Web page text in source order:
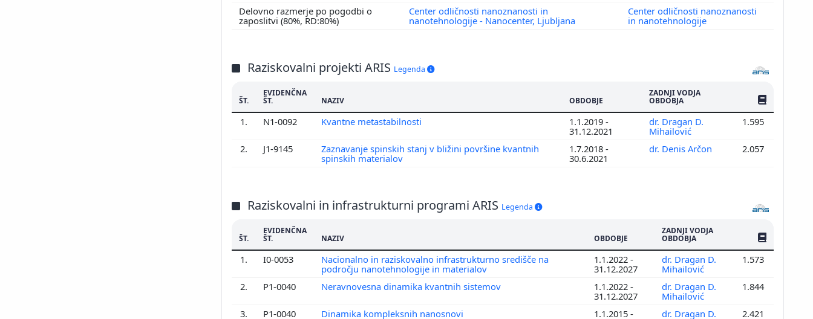
Delovno razmerje po pogodbi o
zaposlitvi (80%, RD:80%)
Center odličnosti nanoznanosti in
nanotehnologije - Nanocenter, Ljubljana
Center odličnosti nanoznanosti
in nanotehnologije
Raziskovalni projekti ARIS Legenda
ŠT.
EVIDENČNA
ŠT. NAZIV OBDOBJE
ZADNJI VODJA
OBDOBJA ŠTEV.
1. N1-0092 Kvantne metastabilnosti
1.1.2019 -
31.12.2021
dr. Dragan D.
Mihailović
1.595
2. J1-9145
Zaznavanje spinskih stanj v bližini površine kvantnih
spinskih materialov
1.7.2018 -
30.6.2021
dr. Denis Arčon 2.057
Raziskovalni in infrastrukturni programi ARIS Legenda
ŠT.
EVIDENČNA
ŠT. NAZIV OBDOBJE
ZADNJI VODJA
OBDOBJA ŠTEV.
1. I0-0053
Nacionalno in raziskovalno infrastrukturno središče na
področju nanotehnologije in materialov
1.1.2022 -
31.12.2027
dr. Dragan D.
Mihailović
1.573
2. P1-0040 Neravnovesna dinamika kvantnih sistemov
1.1.2022 -
31.12.2027
dr. Dragan D.
Mihailović
1.844
3. P1-0040 Dinamika kompleksnih nanosnovi
1.1.2015 -
dr. Dragan D.
2.421